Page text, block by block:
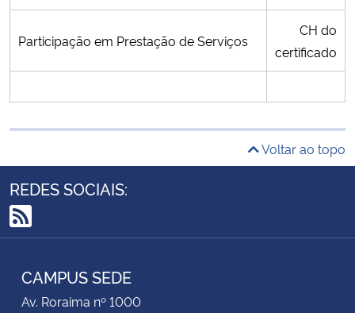
Participação em Prestação de Serviços
CH do
certificado
Voltar ao topo
REDES SOCIAIS:
RSS
CAMPUS SEDE
Av. Roraima nº 1000